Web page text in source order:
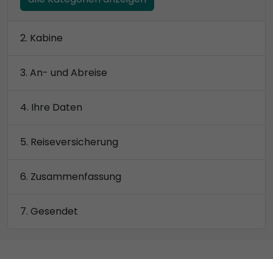
Kabine
An- und Abreise
Ihre Daten
Reiseversicherung
Zusammenfassung
Gesendet